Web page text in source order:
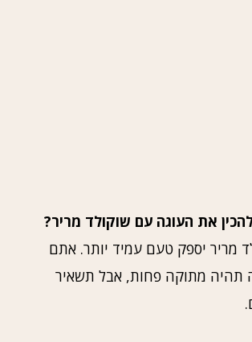
את העוגה עם שוקולד מריר?
מריר יספק טעם עמיד יותר. אתם
תהיה מתוקה פחות, אבל תשאיר